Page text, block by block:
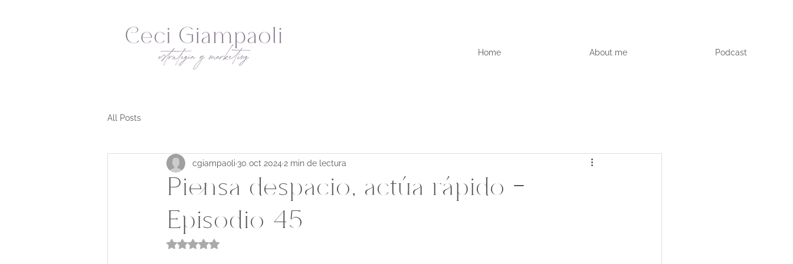
Home About me Podcast
All Posts
Piensa despacio, actúa rápido -
Episodio 45
cgiampaoli 30 oct 2024 2 min de lectura
Obtuvo NaN de 5 estrellas.